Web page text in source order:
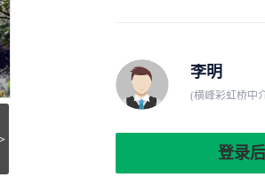
李明
(横峰彩虹桥中
登录